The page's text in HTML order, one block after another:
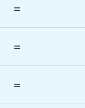
=
=
=